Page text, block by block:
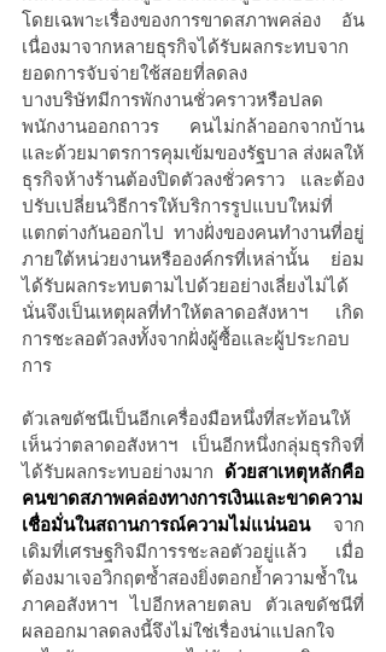
โดยเฉพาะเรื่องของการขาดสภาพคล่อง อัน
เนื่องมาจากหลายธุรกิจได้รับผลกระทบจาก
ยอดการจับจ่ายใช้สอยที่ลดลง
บางบริษัทมีการพักงานชั่วคราวหรือปลด
พนักงานออกถาวร คนไม่กล้าออกจากบ้าน
และด้วยมาตรการคุมเข้มของรัฐบาล ส่งผลให้
ธุรกิจห้างร้านต้องปิดตัวลงชั่วคราว และต้อง
ปรับเปลี่ยนวิธีการให้บริการรูปแบบใหม่ที่
แตกต่างกันออกไป ทางฝั่งของคนทำงานที่อยู่
ภายใต้หน่วยงานหรือองค์กรที่เหล่านั้น ย่อม
ได้รับผลกระทบตามไปด้วยอย่างเลี่ยงไม่ได้
นั่นจึงเป็นเหตุผลที่ทำให้ตลาดอสังหาฯ เกิด
การชะลอตัวลงทั้งจากฝั่งผู้ซื้อและผู้ประกอบ
การ
ตัวเลขดัชนีเป็นอีกเครื่องมือหนึ่งที่สะท้อนให้
เห็นว่าตลาดอสังหาฯ เป็นอีกหนึ่งกลุ่มธุรกิจที่
ได้รับผลกระทบอย่างมาก
ด้วยสาเหตุหลักคือ
คนขาดสภาพคล่องทางการเงินและขาดความ
เชื่อมั่นในสถานการณ์ความไม่แน่นอน จาก
เดิมที่เศรษฐกิจมีการรชะลอตัวอยู่แล้ว เมื่อ
ต้องมาเจอวิกฤตซ้ำสองยิ่งตอกย้ำความช้ำใน
ภาคอสังหาฯ ไปอีกหลายตลบ ตัวเลขดัชนีที่
ผลออกมาลดลงนี้จึงไม่ใช่เรื่องน่าแปลกใจ